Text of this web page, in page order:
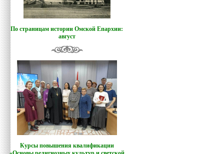
По страницам истории Омской Епархии:
август
Курсы повышения квалификации